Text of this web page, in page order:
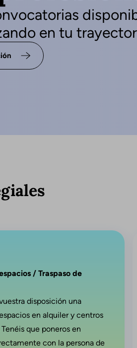
en tu
/ Traspaso de
disposición una
en alquiler y centros
que poneros en
con la persona de